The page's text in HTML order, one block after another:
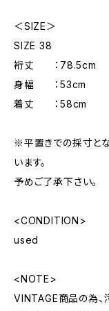
＜SIZE＞
SIZE 38
裄丈 ：78.5cm
身幅 ：53cm
着丈 ：58cm
※平置きでの採寸と
います。
予めご了承下さい。
<CONDITION>
used
<NOTE>
VINTAGE商品の為、